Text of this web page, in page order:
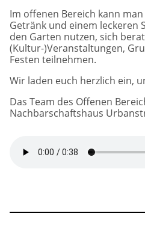
Im offenen Bereich kann
Getränk und einem leckeren
den Garten nutzen, sich
(Kultur-)Veranstaltungen,
Festen teilnehmen.
Wir laden euch herzlich ein,
Das Team des Offenen
Nachbarschaftshaus